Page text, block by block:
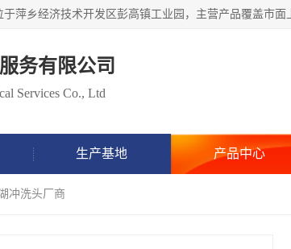
务有限公司
Services Co., Ltd
生产基地 产品中心
冲洗头厂商